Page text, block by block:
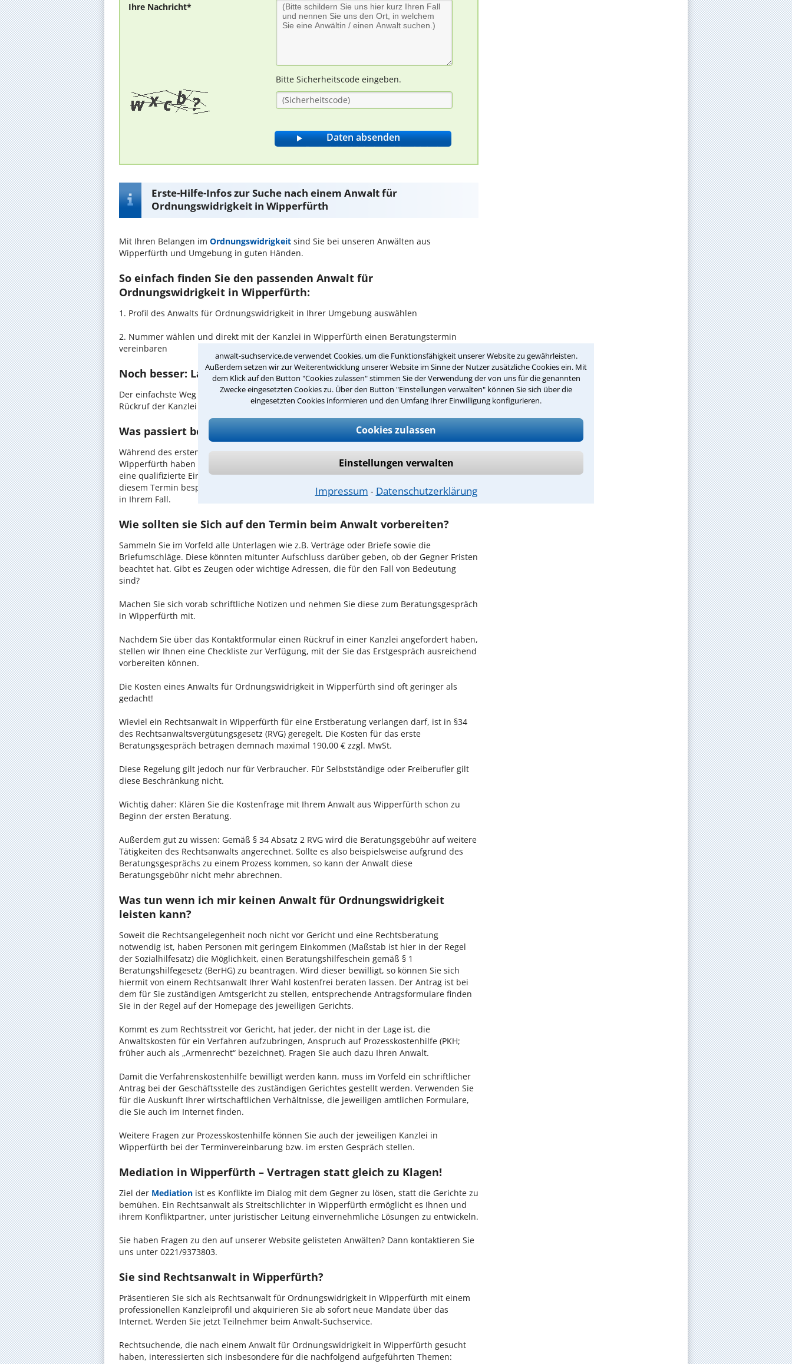
anwalt-suchservice.de verwendet Cookies, um die Funktionsfähigkeit unserer Website zu gewährleisten.
Außerdem setzen wir zur Weiterentwicklung unserer Website im Sinne der Nutzer zusätzliche Cookies ein. Mit
dem Klick auf den Button "Cookies zulassen" stimmen Sie der Verwendung der von uns für die genannten
Zwecke eingesetzten Cookies zu. Über den Button "Einstellungen verwalten" können Sie sich über die
eingesetzten Cookies informieren und den Umfang Ihrer Einwilligung konfigurieren.
Cookies zulassen
Einstellungen verwalten
Impressum ⁃ Datenschutzerklärung
Ihre Nachricht*
Bitte Sicherheitscode eingeben.
Erste-Hilfe-Infos zur Suche nach einem Anwalt für
Ordnungswidrigkeit in Wipperfürth
Mit Ihren Belangen im Ordnungswidrigkeit sind Sie bei unseren Anwälten aus
Wipperfürth und Umgebung in guten Händen.
So einfach finden Sie den passenden Anwalt für
Ordnungswidrigkeit in Wipperfürth:
1. Profil des Anwalts für Ordnungswidrigkeit in Ihrer Umgebung auswählen
2. Nummer wählen und direkt mit der Kanzlei in Wipperfürth einen Beratungstermin
vereinbaren
Noch besser: Lassen Sie sich zurückrufen
Der einfachste Weg zum Anwalt in Wipperfürth ist es, über unser Kontaktformular einen
Rückruf der Kanzlei anzufordern - probieren Sie es gleich aus.
Was passiert beim anwaltlichen Erstgespräch in Wipperfürth?
Während des ersten Gesprächs mit Ihrem Rechtsanwalt für Ordnungswidrigkeit in
Wipperfürth haben Sie die Möglichkeit, in Ruhe den Sachverhalt zu schildern, sodass Sie
eine qualifizierte Einschätzung zu Ihrem Fall und Ihren Erfolgsaussichten erhalten. In
diesem Termin besprechen Sie dann mit Ihrem Anwalt auch die weitere Vorgehensweise
in Ihrem Fall.
Wie sollten sie Sich auf den Termin beim Anwalt vorbereiten?
Sammeln Sie im Vorfeld alle Unterlagen wie z.B. Verträge oder Briefe sowie die
Briefumschläge. Diese könnten mitunter Aufschluss darüber geben, ob der Gegner Fristen
beachtet hat. Gibt es Zeugen oder wichtige Adressen, die für den Fall von Bedeutung
sind?
Machen Sie sich vorab schriftliche Notizen und nehmen Sie diese zum Beratungsgespräch
in Wipperfürth mit.
Nachdem Sie über das Kontaktformular einen Rückruf in einer Kanzlei angefordert haben,
stellen wir Ihnen eine Checkliste zur Verfügung, mit der Sie das Erstgespräch ausreichend
vorbereiten können.
Die Kosten eines Anwalts für Ordnungswidrigkeit in Wipperfürth sind oft geringer als
gedacht!
Wieviel ein Rechtsanwalt in Wipperfürth für eine Erstberatung verlangen darf, ist in §34
des Rechtsanwaltsvergütungsgesetz (RVG) geregelt. Die Kosten für das erste
Beratungsgespräch betragen demnach maximal 190,00 € zzgl. MwSt.
Diese Regelung gilt jedoch nur für Verbraucher. Für Selbstständige oder Freiberufler gilt
diese Beschränkung nicht.
Wichtig daher: Klären Sie die Kostenfrage mit Ihrem Anwalt aus Wipperfürth schon zu
Beginn der ersten Beratung.
Außerdem gut zu wissen: Gemäß § 34 Absatz 2 RVG wird die Beratungsgebühr auf weitere
Tätigkeiten des Rechtsanwalts angerechnet. Sollte es also beispielsweise aufgrund des
Beratungsgesprächs zu einem Prozess kommen, so kann der Anwalt diese
Beratungsgebühr nicht mehr abrechnen.
Was tun wenn ich mir keinen Anwalt für Ordnungswidrigkeit
leisten kann?
Soweit die Rechtsangelegenheit noch nicht vor Gericht und eine Rechtsberatung
notwendig ist, haben Personen mit geringem Einkommen (Maßstab ist hier in der Regel
der Sozialhilfesatz) die Möglichkeit, einen Beratungshilfeschein gemäß § 1
Beratungshilfegesetz (BerHG) zu beantragen. Wird dieser bewilligt, so können Sie sich
hiermit von einem Rechtsanwalt Ihrer Wahl kostenfrei beraten lassen. Der Antrag ist bei
dem für Sie zuständigen Amtsgericht zu stellen, entsprechende Antragsformulare finden
Sie in der Regel auf der Homepage des jeweiligen Gerichts.
Kommt es zum Rechtsstreit vor Gericht, hat jeder, der nicht in der Lage ist, die
Anwaltskosten für ein Verfahren aufzubringen, Anspruch auf Prozesskostenhilfe (PKH;
früher auch als „Armenrecht“ bezeichnet). Fragen Sie auch dazu Ihren Anwalt.
Damit die Verfahrenskostenhilfe bewilligt werden kann, muss im Vorfeld ein schriftlicher
Antrag bei der Geschäftsstelle des zuständigen Gerichtes gestellt werden. Verwenden Sie
für die Auskunft Ihrer wirtschaftlichen Verhältnisse, die jeweiligen amtlichen Formulare,
die Sie auch im Internet finden.
Weitere Fragen zur Prozesskostenhilfe können Sie auch der jeweiligen Kanzlei in
Wipperfürth bei der Terminvereinbarung bzw. im ersten Gespräch stellen.
Mediation in Wipperfürth – Vertragen statt gleich zu Klagen!
Ziel der Mediation ist es Konflikte im Dialog mit dem Gegner zu lösen, statt die Gerichte zu
bemühen. Ein Rechtsanwalt als Streitschlichter in Wipperfürth ermöglicht es Ihnen und
ihrem Konfliktpartner, unter juristischer Leitung einvernehmliche Lösungen zu entwickeln.
Sie haben Fragen zu den auf unserer Website gelisteten Anwälten? Dann kontaktieren Sie
uns unter 0221/9373803.
Sie sind Rechtsanwalt in Wipperfürth?
Präsentieren Sie sich als Rechtsanwalt für Ordnungswidrigkeit in Wipperfürth mit einem
professionellen Kanzleiprofil und akquirieren Sie ab sofort neue Mandate über das
Internet. Werden Sie jetzt Teilnehmer beim Anwalt-Suchservice.
Rechtsuchende, die nach einem Anwalt für Ordnungswidrigkeit in Wipperfürth gesucht
haben, interessierten sich insbesondere für die nachfolgend aufgeführten Themen: